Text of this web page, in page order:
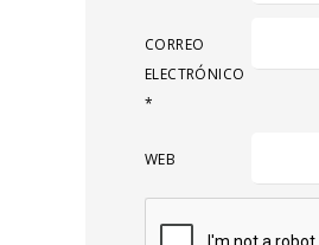
CORREO
ELECTRÓNICO
*
WEB